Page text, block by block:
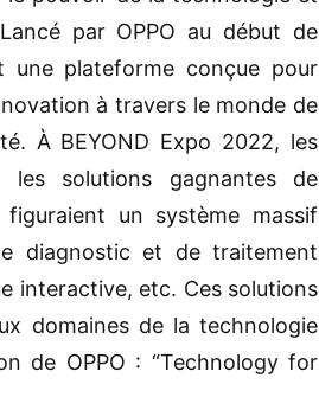
par OPPO au début de
une plateforme conçue pour
à travers le monde de
À BEYOND Expo 2022, les
solutions gagnantes de
un système massif
diagnostic et de traitement
interactive, etc. Ces solutions
domaines de la technologie
de OPPO : “Technology for